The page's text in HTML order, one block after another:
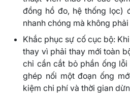
đồng hồ đo, hệ thống lọc)
nhanh chóng mà không
Khắc phục sự cố cục bộ:
thay vì phải thay mới toàn
chỉ cần cắt bỏ phần ống
ghép nối một đoạn ống
kiệm chi phí và thời gian